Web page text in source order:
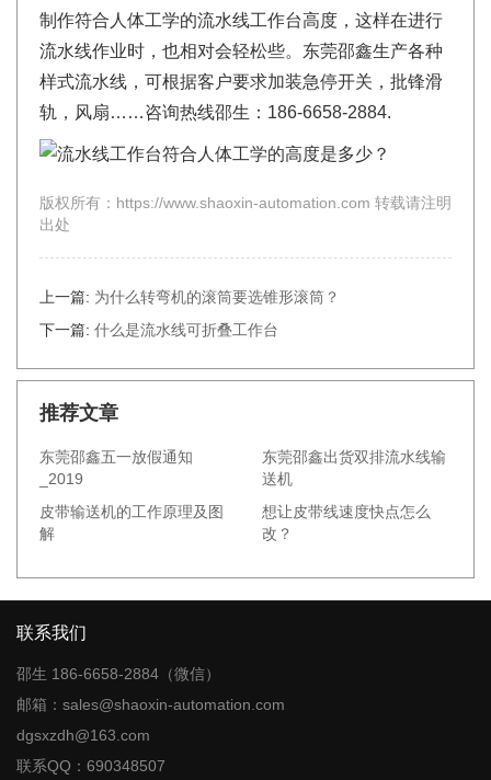
制作符合人体工学的流水线工作台高度，这样在进行
流水线作业时，也相对会轻松些。东莞邵鑫生产各种
样式流水线，可根据客户要求加装急停开关，批锋滑
轨，风扇……咨询热线邵生：186-6658-2884.
版权所有：https://www.shaoxin-automation.com 转载请注明
出处
上一篇: 为什么转弯机的滚筒要选锥形滚筒？
下一篇: 什么是流水线可折叠工作台
推荐文章
东莞邵鑫五一放假通知
_2019
东莞邵鑫出货双排流水线输
送机
皮带输送机的工作原理及图
解
想让皮带线速度快点怎么
改？
联系我们
邵生 186-6658-2884（微信）
邮箱：sales@shaoxin-automation.com
dgsxzdh@163.com
联系QQ：690348507